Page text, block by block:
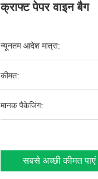
क्राफ्ट पेपर वाइन बैग
न्यूनतम आदेश मात्रा:
कीमत:
मानक पैकेजिंग:
सबसे अच्छी कीमत पाएं